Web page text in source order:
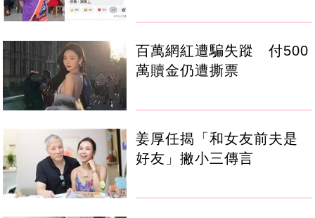
百萬網紅遭騙失蹤 付500
萬贖金仍遭撕票
姜厚任揭「和女友前夫是
好友」撇小三傳言